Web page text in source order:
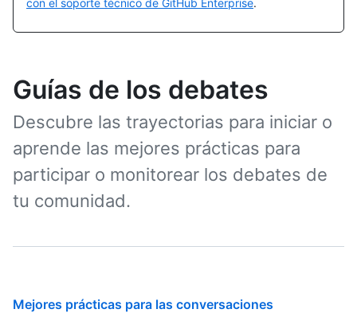
con el soporte técnico de GitHub Enterprise.
Guías de los debates
Descubre las trayectorias para iniciar o
aprende las mejores prácticas para
participar o monitorear los debates de
tu comunidad.
Mejores prácticas para las conversaciones